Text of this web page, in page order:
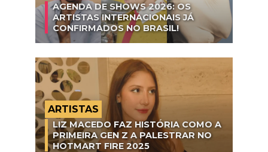
AGENDA DE SHOWS 2026: OS
ARTISTAS INTERNACIONAIS JÁ
CONFIRMADOS NO BRASIL!
ARTISTAS
LIZ MACEDO FAZ HISTÓRIA COMO A
PRIMEIRA GEN Z A PALESTRAR NO
HOTMART FIRE 2025